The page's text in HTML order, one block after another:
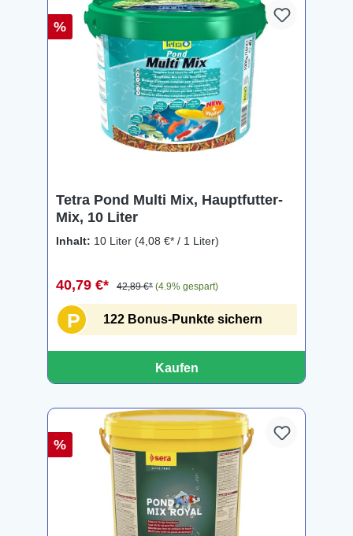
%
Tetra Pond Multi Mix, Hauptfutter-
Mix, 10 Liter
Inhalt: 10 Liter (4,08 €* / 1 Liter)
40,79 €* 42,89 €* (4.9% gespart)
P 122 Bonus-Punkte sichern
Kaufen
%